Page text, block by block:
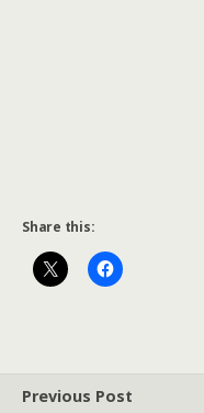
Share this:
Previous Post